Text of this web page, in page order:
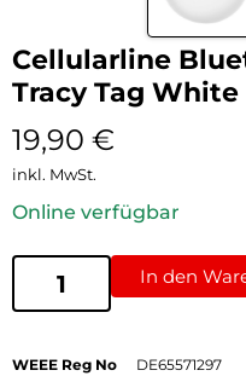
Cellularline
Tracy Tag White
19,90 €
inkl. MwSt.
Online verfügbar
In den
WEEE Reg No
DE65571297